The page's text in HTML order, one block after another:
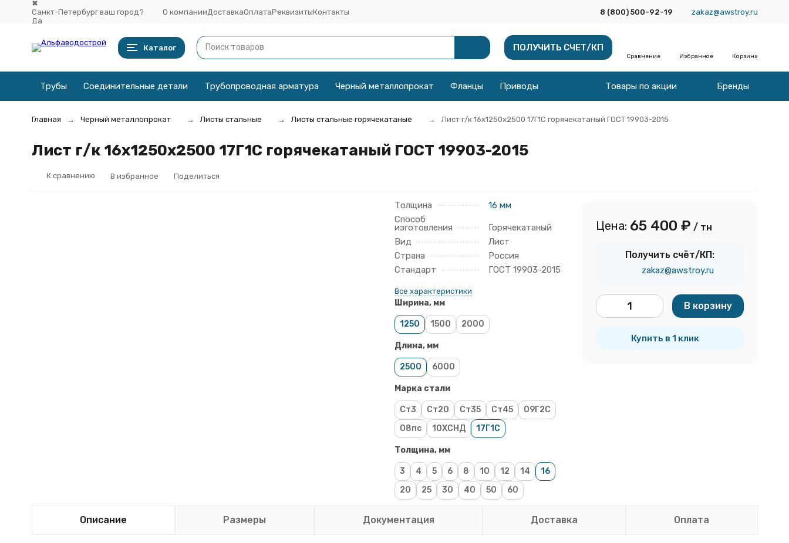
✖
Санкт-Петербург ваш город?
Да
О компании ДоставкаОплатаРеквизитыКонтакты 8 (800) 500-92-19 zakaz@awstroy.ru
Каталог ПОЛУЧИТЬ СЧЕТ/КП
Сравнение Избранное Корзина
Трубы Соединительные детали Трубопроводная арматура Черный металлопрокат Фланцы Приводы Товары по акции Бренды
Главная Черный металлопрокат Листы стальные Листы стальные горячекатаные Лист г/к 16х1250x2500 17Г1С горячекатаный ГОСТ 19903-2015
Лист г/к 16х1250x2500 17Г1С горячекатаный ГОСТ 19903-2015
К сравнению В избранное Поделиться
Толщина
16 мм
Способ
изготовления
Горячекатаный
Вид
Лист
Страна
Россия
Стандарт
ГОСТ 19903-2015
Все характеристики
Ширина, мм
1250 1500 2000
Длина, мм
2500 6000
Марка стали
Ст3 Ст20 Ст35 Ст45
09Г2С
08пс
10ХСНД 17Г1С
Толщина, мм
3 4 5 6 8 10 12 14
16
20
25 30 40 50 60
Цена: 65 400 ₽ / тн
Получить счёт/КП:
zakaz@awstroy.ru
В корзину
Купить в 1 клик
Описание Размеры Документация Доставка Оплата